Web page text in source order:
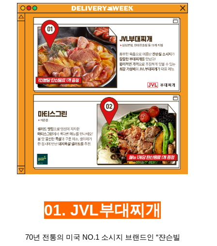
01. JVL부대찌개
70년 전통의 미국 NO.1 소시지 브랜드인 “쟌슨빌